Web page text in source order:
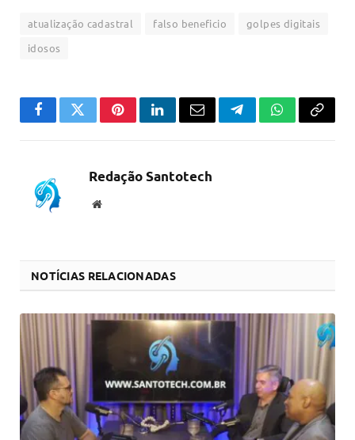
atualização cadastral falso beneficio
golpes digitais
idosos
FacebookTwitterPinterestLinkedInEmail TelegramWhatsApp
Copiar
Redação Santotech
Website
NOTÍCIAS RELACIONADAS